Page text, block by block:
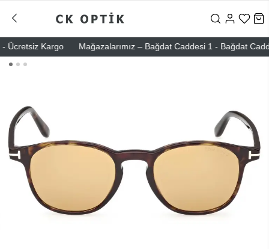
Kargo Mağazalarımız – Bağdat Caddesi 1 - Bağdat